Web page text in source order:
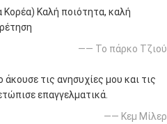
Κορέα) Καλή ποιότητα, καλή
—— Το πάρκο Τζιού
άκουσε τις ανησυχίες μου και τις
επαγγελματικά.
—— Κεμ Μίλερ